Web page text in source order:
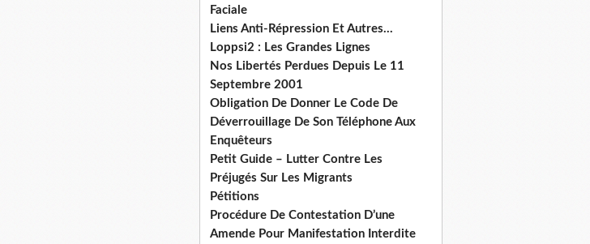
Faciale
Liens Anti-Répression Et Autres...
Loppsi2 : Les Grandes Lignes
Nos Libertés Perdues Depuis Le 11
Septembre 2001
Obligation De Donner Le Code De
Déverrouillage De Son Téléphone Aux
Enquêteurs
Petit Guide – Lutter Contre Les
Préjugés Sur Les Migrants
Pétitions
Procédure De Contestation D’une
Amende Pour Manifestation Interdite